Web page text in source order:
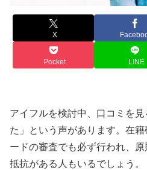
X
Pocket LINE
アイフルを検討中、口コミを
た」という声があります。在
ードの審査でも必ず行われ、原
抵抗がある人もいるでしょう。